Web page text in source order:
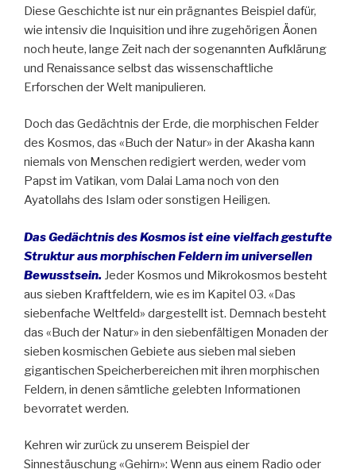
Diese Geschichte ist nur ein prägnantes Beispiel dafür,
wie intensiv die Inquisition und ihre zugehörigen Äonen
noch heute, lange Zeit nach der sogenannten Aufklärung
und Renaissance selbst das wissenschaftliche
Erforschen der Welt manipulieren.
Doch das Gedächtnis der Erde, die morphischen Felder
des Kosmos, das «Buch der Natur» in der Akasha kann
niemals von Menschen redigiert werden, weder vom
Papst im Vatikan, vom Dalai Lama noch von den
Ayatollahs des Islam oder sonstigen Heiligen.
Das Gedächtnis des Kosmos ist eine vielfach gestufte
Struktur aus morphischen Feldern im universellen
Bewusstsein. Jeder Kosmos und Mikrokosmos besteht
aus sieben Kraftfeldern, wie es im Kapitel 03. «Das
siebenfache Weltfeld» dargestellt ist. Demnach besteht
das «Buch der Natur» in den siebenfältigen Monaden der
sieben kosmischen Gebiete aus sieben mal sieben
gigantischen Speicherbereichen mit ihren morphischen
Feldern, in denen sämtliche gelebten Informationen
bevorratet werden.
Kehren wir zurück zu unserem Beispiel der
Sinnestäuschung «Gehirn»: Wenn aus einem Radio oder